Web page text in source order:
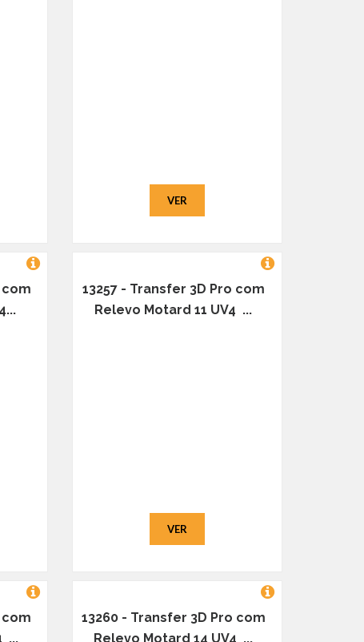
VER
com
13257 - Transfer 3D Pro com
Relevo Motard 11 UV4 ...
VER
com
...
13260 - Transfer 3D Pro com
Relevo Motard 14 UV4 ...